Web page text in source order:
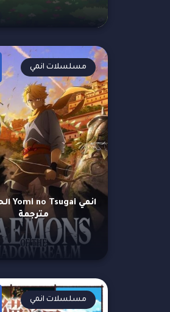
مترجمة
مسلسلات انمي
مسلسلات انمي